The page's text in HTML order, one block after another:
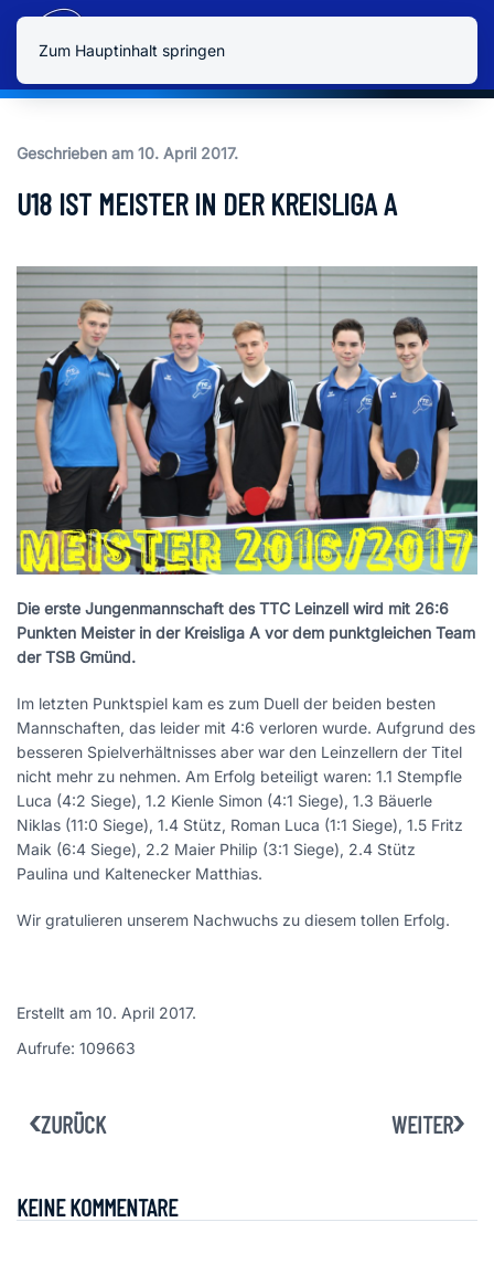
Zum Hauptinhalt springen
Geschrieben am 10. April 2017.
U18 IST MEISTER IN DER KREISLIGA A
Die erste Jungenmannschaft des TTC Leinzell wird mit 26:6
Punkten Meister in der Kreisliga A vor dem punktgleichen Team
der TSB Gmünd.
Im letzten Punktspiel kam es zum Duell der beiden besten
Mannschaften, das leider mit 4:6 verloren wurde. Aufgrund des
besseren Spielverhältnisses aber war den Leinzellern der Titel
nicht mehr zu nehmen. Am Erfolg beteiligt waren: 1.1 Stempfle
Luca (4:2 Siege), 1.2 Kienle Simon (4:1 Siege), 1.3 Bäuerle
Niklas (11:0 Siege), 1.4 Stütz, Roman Luca (1:1 Siege), 1.5 Fritz
Maik (6:4 Siege), 2.2 Maier Philip (3:1 Siege), 2.4 Stütz
Paulina und Kaltenecker Matthias.
Wir gratulieren unserem Nachwuchs zu diesem tollen Erfolg.
Erstellt am 10. April 2017.
Aufrufe: 109663
ZURÜCK WEITER
KEINE KOMMENTARE